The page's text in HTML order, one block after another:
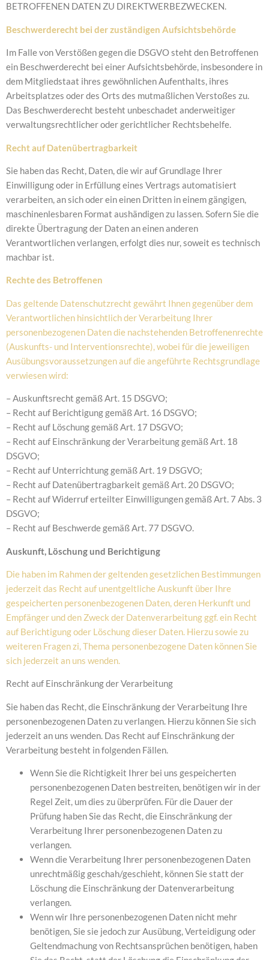
BETROFFENEN DATEN ZU DIREKTWERBEZWECKEN.
Beschwerderecht bei der zuständigen Aufsichtsbehörde
Im Falle von Verstößen gegen die DSGVO steht den Betroffenen
ein Beschwerderecht bei einer Aufsichtsbehörde, insbesondere in
dem Mitgliedstaat ihres gewöhnlichen Aufenthalts, ihres
Arbeitsplatzes oder des Orts des mutmaßlichen Verstoßes zu.
Das Beschwerderecht besteht unbeschadet anderweitiger
verwaltungsrechtlicher oder gerichtlicher Rechtsbehelfe.
Recht auf Datenübertragbarkeit
Sie haben das Recht, Daten, die wir auf Grundlage Ihrer
Einwilligung oder in Erfüllung eines Vertrags automatisiert
verarbeiten, an sich oder ein einen Dritten in einem gängigen,
maschinenlesbaren Format aushändigen zu lassen. Sofern Sie die
direkte Übertragung der Daten an einen anderen
Verantwortlichen verlangen, erfolgt dies nur, soweit es technisch
machbar ist.
Rechte des Betroffenen
Das geltende Datenschutzrecht gewährt Ihnen gegenüber dem
Verantwortlichen hinsichtlich der Verarbeitung Ihrer
personenbezogenen Daten die nachstehenden Betroffenenrechte
(Auskunfts- und Interventionsrechte), wobei für die jeweiligen
Ausübungsvoraussetzungen auf die angeführte Rechtsgrundlage
verwiesen wird:
– Auskunftsrecht gemäß Art. 15 DSGVO;
– Recht auf Berichtigung gemäß Art. 16 DSGVO;
– Recht auf Löschung gemäß Art. 17 DSGVO;
– Recht auf Einschränkung der Verarbeitung gemäß Art. 18
DSGVO;
– Recht auf Unterrichtung gemäß Art. 19 DSGVO;
– Recht auf Datenübertragbarkeit gemäß Art. 20 DSGVO;
– Recht auf Widerruf erteilter Einwilligungen gemäß Art. 7 Abs. 3
DSGVO;
– Recht auf Beschwerde gemäß Art. 77 DSGVO.
Auskunft, Löschung und Berichtigung
Die haben im Rahmen der geltenden gesetzlichen Bestimmungen
jederzeit das Recht auf unentgeltliche Auskunft über Ihre
gespeicherten personenbezogenen Daten, deren Herkunft und
Empfänger und den Zweck der Datenverarbeitung ggf. ein Recht
auf Berichtigung oder Löschung dieser Daten. Hierzu sowie zu
weiteren Fragen zi, Thema personenbezogene Daten können Sie
sich jederzeit an uns wenden.
Recht auf Einschränkung der Verarbeitung
Sie haben das Recht, die Einschränkung der Verarbeitung Ihre
personenbezogenen Daten zu verlangen. Hierzu können Sie sich
jederzeit an uns wenden. Das Recht auf Einschränkung der
Verarbeitung besteht in folgenden Fällen.
Wenn Sie die Richtigkeit Ihrer bei uns gespeicherten
personenbezogenen Daten bestreiten, benötigen wir in der
Regel Zeit, um dies zu überprüfen. Für die Dauer der
Prüfung haben Sie das Recht, die Einschränkung der
Verarbeitung Ihrer personenbezogenen Daten zu
verlangen.
Wenn die Verarbeitung Ihrer personenbezogenen Daten
unrechtmäßig geschah/geschieht, können Sie statt der
Löschung die Einschränkung der Datenverarbeitung
verlangen.
Wenn wir Ihre personenbezogenen Daten nicht mehr
benötigen, Sie sie jedoch zur Ausübung, Verteidigung oder
Geltendmachung von Rechtsansprüchen benötigen, haben